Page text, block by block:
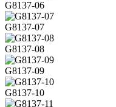
G8137-06
G8137-07
G8137-08
G8137-09
G8137-10